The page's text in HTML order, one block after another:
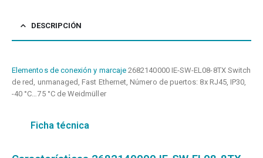
DESCRIPCIÓN
Elementos de conexión y marcaje 2682140000 IE-SW-EL08-8TX Switch
de red, unmanaged, Fast Ethernet, Número de puertos: 8x RJ45, IP30,
-40 °C…75 °C de Weidmüller
Ficha técnica